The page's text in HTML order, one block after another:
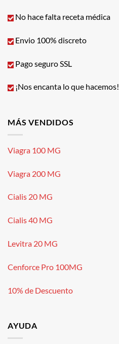
No hace falta receta médica
Envio 100% discreto
Pago seguro SSL
¡Nos encanta lo que hacemos!
MÁS VENDIDOS
Viagra 100 MG
Viagra 200 MG
Cialis 20 MG
Cialis 40 MG
Levitra 20 MG
Cenforce Pro 100MG
10% de Descuento
AYUDA